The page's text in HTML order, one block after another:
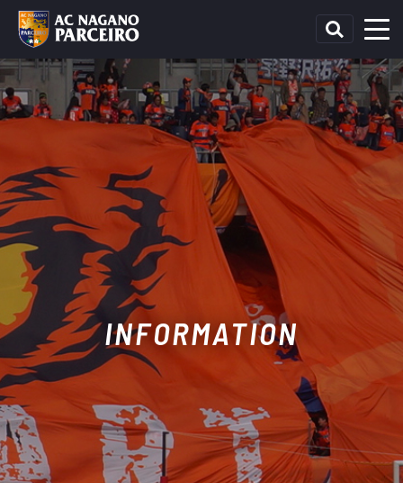
INFORMATION